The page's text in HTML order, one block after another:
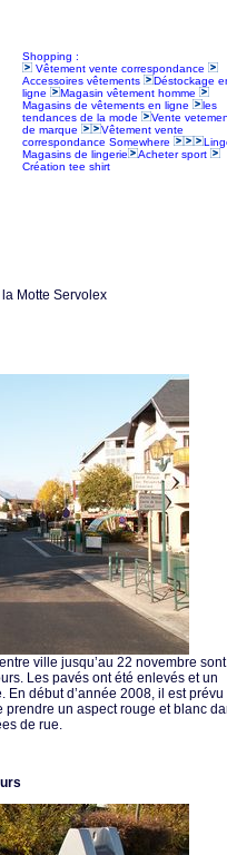
Shopping :
Vêtement vente correspondance
Accessoires vêtements
Déstockage
ligne
Magasin vêtement homme
Magasins de vêtements en ligne
les
tendances de la mode
Vente
de marque
Vêtement vente
correspondance Somewhere
Magasins de lingerie
Acheter sport
Création tee shirt
Motte Servolex
ville jusqu’au 22 novembre sont
Les pavés ont été enlevés et un
début d’année 2008, il est prévu
prendre un aspect rouge et blanc
de rue.